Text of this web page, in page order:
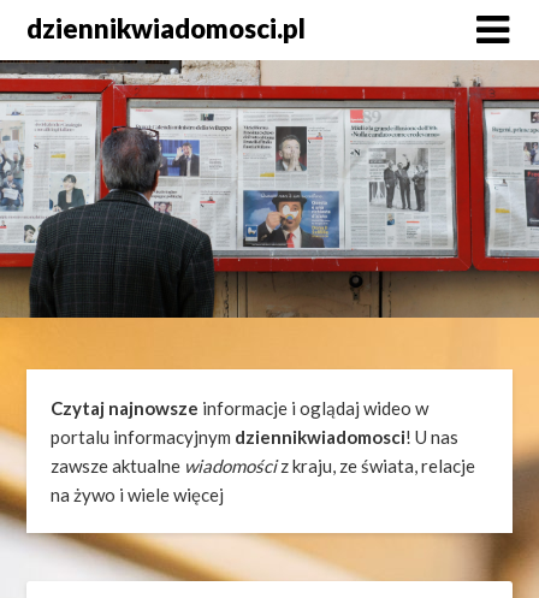
content
dziennikwiadomosci.pl
Czytaj najnowsze informacje i oglądaj wideo w
portalu informacyjnym dziennikwiadomosci! U nas
zawsze aktualne wiadomościz kraju, ze świata, relacje
na żywo i wiele więcej